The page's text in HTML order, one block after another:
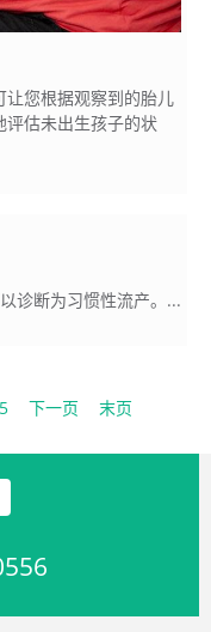
您根据观察到的胎儿
评估未出生孩子的状
诊断为习惯性流产。...
5 下一页 末页